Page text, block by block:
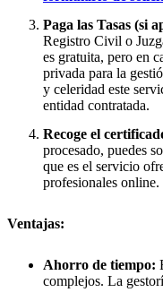
Paga las Tasas (si
Registro Civil o
es gratuita, pero en
privada para la
y celeridad este
entidad contratada.
Recoge el
procesado, puedes
que es el servicio
profesionales online.
Ventajas:
Ahorro de tiempo:
complejos. La